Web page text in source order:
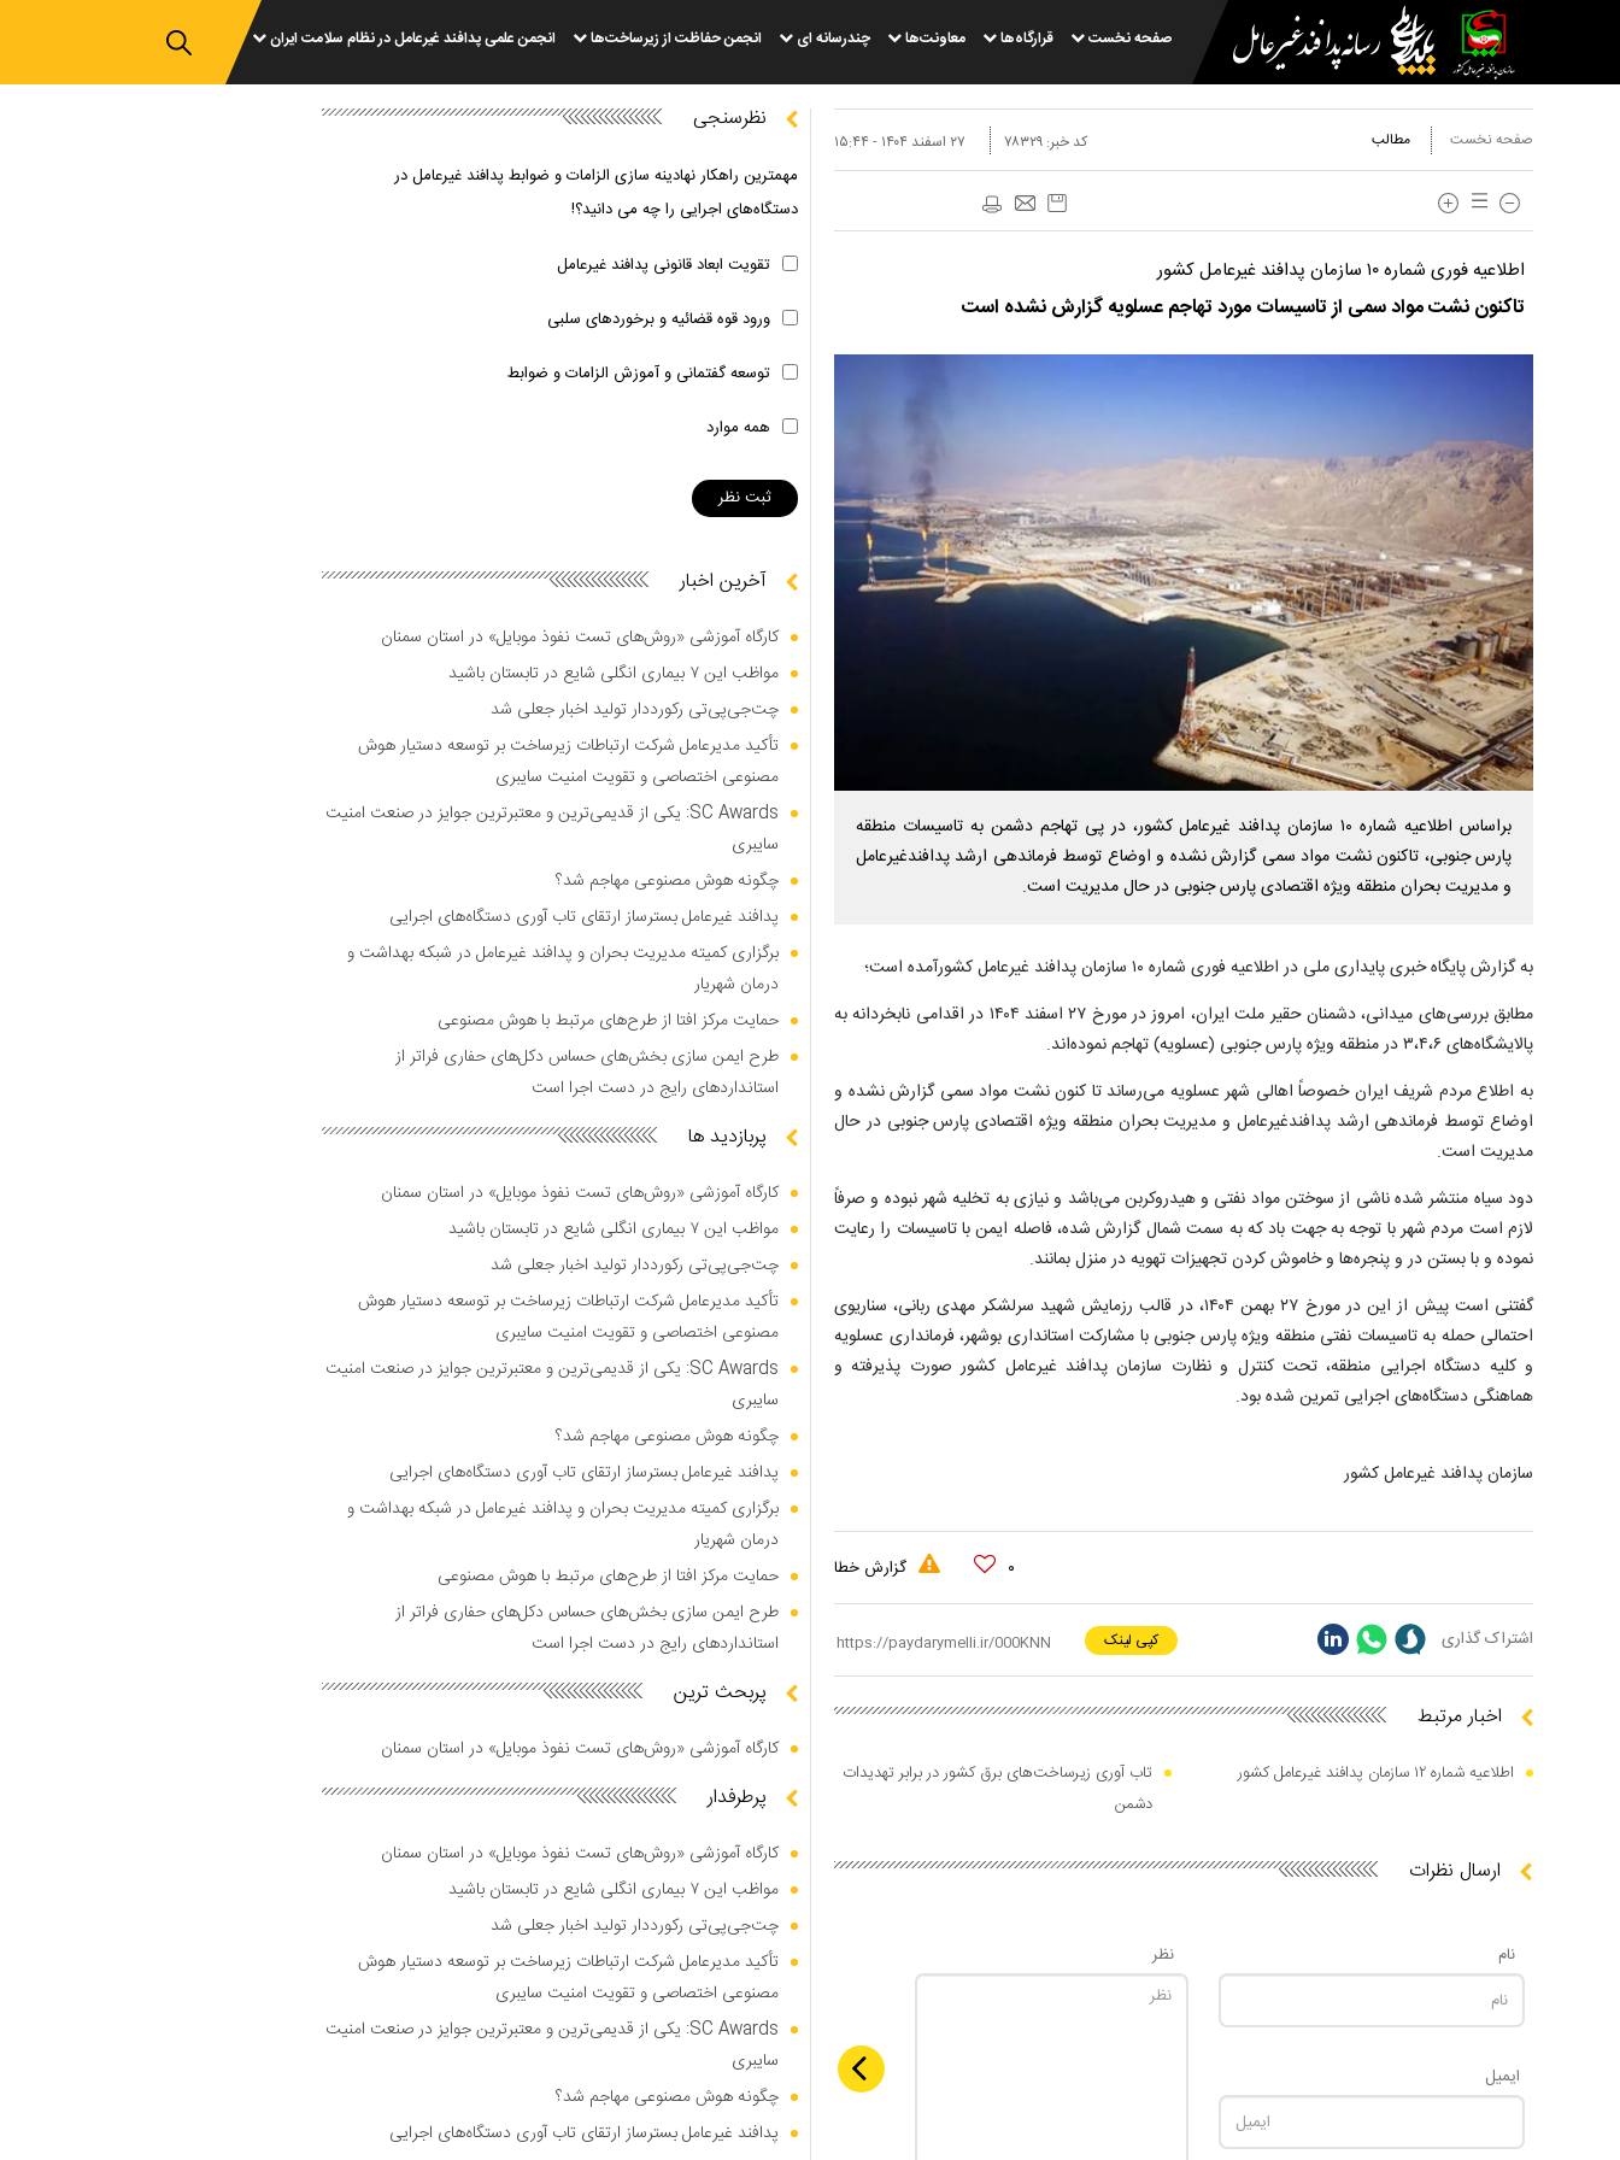
صفحه نخست قرارگاه‌ها معاونت‌ها چندرسانه ای انجمن حفاظت از زیرساخت‌ها انجمن علمی پدافند غیرعامل در نظام سلامت ایران
صفحه نخست مطالب ۲۷ اسفند ۱۴۰۴ - ۱۵:۴۴ کد خبر: ۷۸۳۲۹
اطلاعیه فوری شماره ۱۰ سازمان پدافند غیرعامل کشور
تاکنون نشت مواد سمی از تاسیسات مورد تهاجم عسلویه گزارش نشده است
براساس اطلاعیه شماره ۱۰ سازمان پدافند غیرعامل کشور، در پی تهاجم دشمن به تاسیسات منطقه
پارس جنوبی، تاکنون نشت مواد سمی گزارش نشده و اوضاع توسط فرماندهی ارشد پدافندغیرعامل
و مدیریت بحران منطقه ویژه اقتصادی پارس جنوبی در حال مدیریت است.
به گزارش پایگاه خبری پایداری ملی در اطلاعیه فوری شماره ۱۰ سازمان پدافند غیرعامل کشورآمده است؛
مطابق بررسی‌های میدانی، دشمنان حقیر ملت ایران، امروز در مورخ ۲۷ اسفند ۱۴۰۴ در اقدامی نابخردانه به
پالایشگاه‌های ۳،۴،۶ در منطقه ویژه پارس جنوبی (عسلویه) تهاجم نموده‌اند.
به اطلاع مردم شریف ایران خصوصاً اهالی شهر عسلویه می‌رساند تا کنون نشت مواد سمی گزارش نشده و
اوضاع توسط فرماندهی ارشد پدافندغیرعامل و مدیریت بحران منطقه ویژه اقتصادی پارس جنوبی در حال
مدیریت است.
دود سیاه منتشر شده ناشی از سوختن مواد نفتی و هیدروکربن می‌باشد و نیازی به تخلیه شهر نبوده و صرفاً
لازم است مردم شهر با توجه به جهت باد که به سمت شمال گزارش شده، فاصله ایمن با تاسیسات را رعایت
نموده و با بستن در و پنجره‌ها و خاموش کردن تجهیزات تهویه در منزل بمانند.
گفتنی است پیش از این در مورخ ۲۷ بهمن ۱۴۰۴، در قالب رزمایش شهید سرلشکر مهدی ربانی، سناریوی
احتمالی حمله به تاسیسات نفتی منطقه ویژه پارس جنوبی با مشارکت استانداری بوشهر، فرمانداری عسلویه
و کلیه دستگاه اجرایی منطقه، تحت کنترل و نظارت سازمان پدافند غیرعامل کشور صورت پذیرفته و
هماهنگی دستگاه‌های اجرایی تمرین شده بود.
سازمان پدافند غیرعامل کشور
۰ گزارش خطا
اشتراک گذاری کپی لینک
اخبار مرتبط
اطلاعیه شماره ۱۲ سازمان پدافند غیرعامل کشور
تاب آوری زیرساخت‌های برق کشور در برابر تهدیدات
دشمن
ارسال نظرات
نام
ایمیل
نظر
نظرسنجی
مهمترین راهکار نهادینه سازی الزامات و ضوابط پدافند غیرعامل در
دستگاه‌های اجرایی را چه می دانید؟!
تقویت ابعاد قانونی پدافند غیرعامل
ورود قوه قضائیه و برخوردهای سلبی
توسعه گفتمانی و آموزش الزامات و ضوابط
همه موارد
آخرین اخبار
کارگاه آموزشی «روش‌های تست نفوذ موبایل» در استان سمنان
مواظب این ۷ بیماری انگلی شایع در تابستان باشید
چت‌جی‌پی‌تی رکورددار تولید اخبار جعلی شد
تأکید مدیرعامل شرکت ارتباطات زیرساخت بر توسعه دستیار هوش
مصنوعی اختصاصی و تقویت امنیت سایبری
SC Awards: یکی از قدیمی‌ترین و معتبرترین جوایز در صنعت امنیت
سایبری
چگونه هوش مصنوعی مهاجم شد؟
پدافند غیرعامل بسترساز ارتقای تاب آوری دستگاه‌های اجرایی
برگزاری کمیته مدیریت بحران و پدافند غیرعامل در شبکه بهداشت و
درمان شهریار
حمایت مرکز افتا از طرح‌های مرتبط با هوش مصنوعی
طرح ایمن سازی بخش‌های حساس دکل‌های حفاری فراتر از
استاندارد‌های رایج در دست اجرا است
پربازدید ها
کارگاه آموزشی «روش‌های تست نفوذ موبایل» در استان سمنان
مواظب این ۷ بیماری انگلی شایع در تابستان باشید
چت‌جی‌پی‌تی رکورددار تولید اخبار جعلی شد
تأکید مدیرعامل شرکت ارتباطات زیرساخت بر توسعه دستیار هوش
مصنوعی اختصاصی و تقویت امنیت سایبری
SC Awards: یکی از قدیمی‌ترین و معتبرترین جوایز در صنعت امنیت
سایبری
چگونه هوش مصنوعی مهاجم شد؟
پدافند غیرعامل بسترساز ارتقای تاب آوری دستگاه‌های اجرایی
برگزاری کمیته مدیریت بحران و پدافند غیرعامل در شبکه بهداشت و
درمان شهریار
حمایت مرکز افتا از طرح‌های مرتبط با هوش مصنوعی
طرح ایمن سازی بخش‌های حساس دکل‌های حفاری فراتر از
استاندارد‌های رایج در دست اجرا است
پربحث ترین
کارگاه آموزشی «روش‌های تست نفوذ موبایل» در استان سمنان
پرطرفدار
کارگاه آموزشی «روش‌های تست نفوذ موبایل» در استان سمنان
مواظب این ۷ بیماری انگلی شایع در تابستان باشید
چت‌جی‌پی‌تی رکورددار تولید اخبار جعلی شد
تأکید مدیرعامل شرکت ارتباطات زیرساخت بر توسعه دستیار هوش
مصنوعی اختصاصی و تقویت امنیت سایبری
SC Awards: یکی از قدیمی‌ترین و معتبرترین جوایز در صنعت امنیت
سایبری
چگونه هوش مصنوعی مهاجم شد؟
پدافند غیرعامل بسترساز ارتقای تاب آوری دستگاه‌های اجرایی